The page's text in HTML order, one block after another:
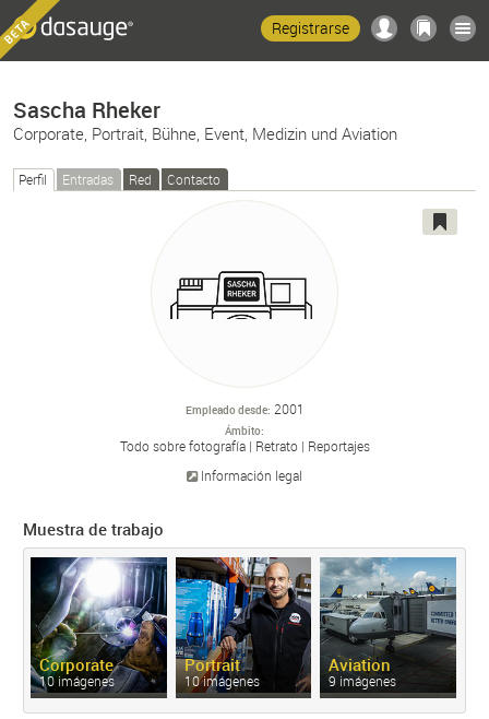
Registrarse
Sascha Rheker
Corporate, Portrait, Bühne, Event, Medizin und Aviation
Perfil Entradas Red Contacto
Empleado desde 2001
Ámbito
Todo sobre fotografía Retrato
Reportajes
Información legal
Muestra de trabajo
Corporate
10 imágenes
Portrait
10 imágenes
Aviation
9 imágenes